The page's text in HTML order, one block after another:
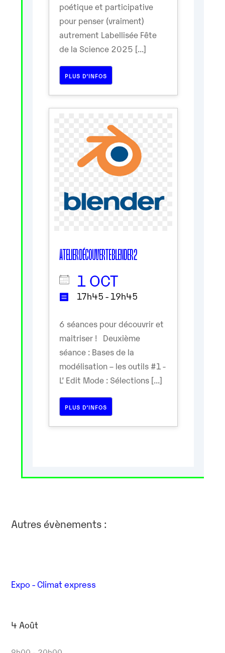
poétique et participative
pour penser (vraiment)
autrement Labellisée Fête
de la Science 2025 [...]
PLUS D’INFOS
ATELIER DÉCOUVERTE BLENDER 2
1 OCT
17h45 - 19h45
6 séances pour découvrir et
maitriser ! Deuxième
séance : Bases de la
modélisation – les outils #1 -
L’ Edit Mode : Sélections [...]
PLUS D’INFOS
Autres évènements :
Expo - Climat express
4 Août